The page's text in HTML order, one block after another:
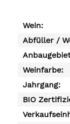
Wein:
Abfüller /
Weinfarbe:
Jahrgang:
BIO